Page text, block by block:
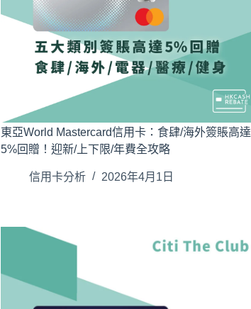
東亞World Mastercard信用卡：食肆/海外簽賬高達
5%回贈！迎新/上下限/年費全攻略
信用卡分析 2026年4月1日